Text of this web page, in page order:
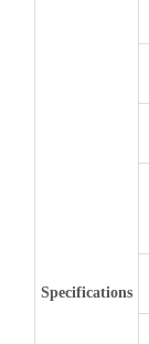
Specifications